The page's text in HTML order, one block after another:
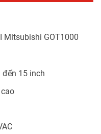
Mitsubishi GOT1000
15 inch